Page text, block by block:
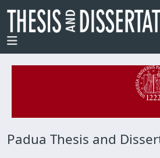
Padua Thesis and